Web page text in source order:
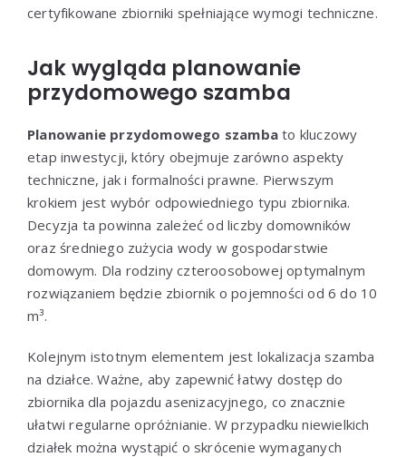
certyfikowane zbiorniki spełniające wymogi techniczne.
Jak wygląda planowanie
przydomowego szamba
Planowanie przydomowego szamba to kluczowy
etap inwestycji, który obejmuje zarówno aspekty
techniczne, jak i formalności prawne. Pierwszym
krokiem jest wybór odpowiedniego typu zbiornika.
Decyzja ta powinna zależeć od liczby domowników
oraz średniego zużycia wody w gospodarstwie
domowym. Dla rodziny czteroosobowej optymalnym
rozwiązaniem będzie zbiornik o pojemności od 6 do 10
m³.
Kolejnym istotnym elementem jest lokalizacja szamba
na działce. Ważne, aby zapewnić łatwy dostęp do
zbiornika dla pojazdu asenizacyjnego, co znacznie
ułatwi regularne opróżnianie. W przypadku niewielkich
działek można wystąpić o skrócenie wymaganych